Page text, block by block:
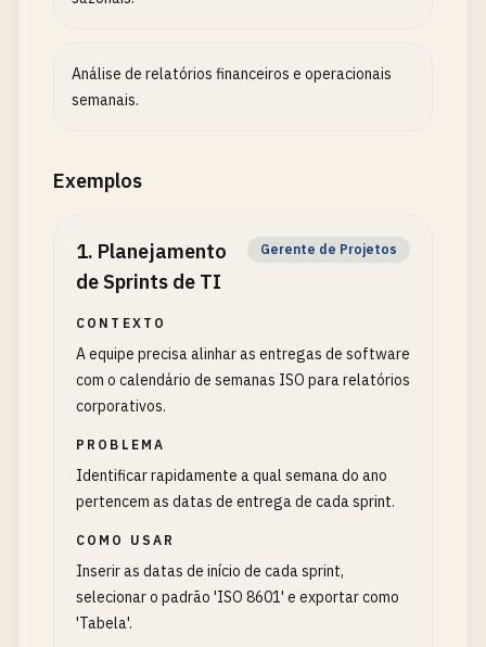
Análise de relatórios financeiros e operacionais
semanais.
Exemplos
1. Planejamento
de Sprints de TI
Gerente de Projetos
CONTEXTO
A equipe precisa alinhar as entregas de software
com o calendário de semanas ISO para relatórios
corporativos.
PROBLEMA
Identificar rapidamente a qual semana do ano
pertencem as datas de entrega de cada sprint.
COMO USAR
Inserir as datas de início de cada sprint,
selecionar o padrão 'ISO 8601' e exportar como
'Tabela'.